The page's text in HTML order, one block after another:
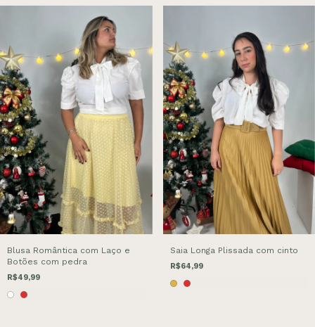
Blusa Romântica com Laço e
Botões com pedra
R$49,99
Saia Longa Plissada com cinto
R$64,99